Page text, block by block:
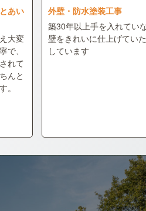
あい
大変
で、
れて
んと
。
外壁・防水塗装工事
築30年以上手を入れてい
壁をきれいに仕上げてい
しています